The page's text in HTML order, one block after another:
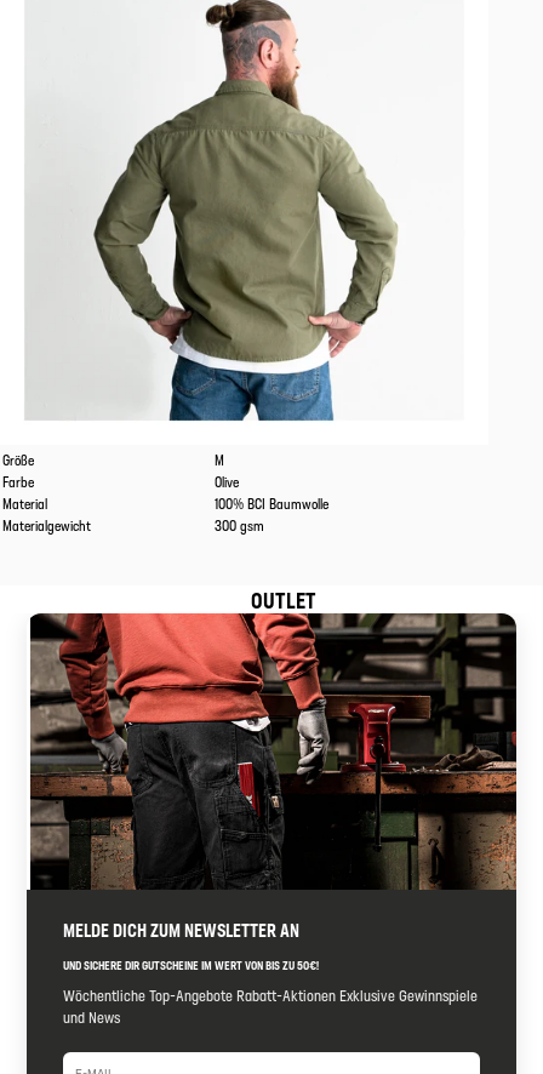
Eigenschaften
Größe
M
Farbe
Olive
Material
100% BCI Baumwolle
Materialgewicht
300 gsm
OUTLET
MELDE DICH ZUM NEWSLETTER AN
UND SICHERE DIR GUTSCHEINE IM WERT VON BIS ZU 50€!
Wöchentliche Top-Angebote Rabatt-Aktionen Exklusive Gewinnspiele
und News